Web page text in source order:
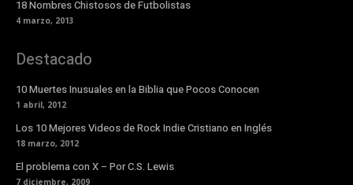
18 Nombres Chistosos de Futbolistas
4 marzo, 2013
Destacado
10 Muertes Inusuales en la Biblia que Pocos Conocen
1 abril, 2012
Los 10 Mejores Videos de Rock Indie Cristiano en Inglés
18 marzo, 2012
El problema con X – Por C.S. Lewis
7 diciembre, 2009